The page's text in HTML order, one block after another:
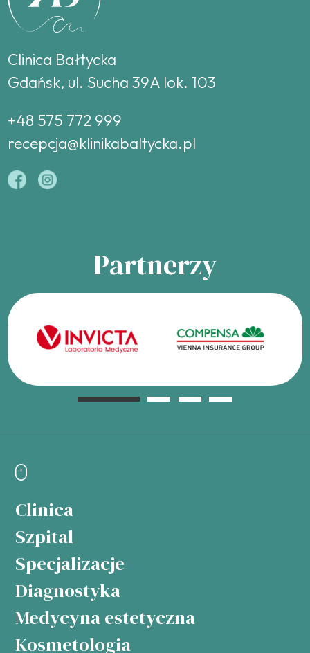
Clinica Bałtycka
Gdańsk, ul. Sucha 39A lok. 103
+48 575 772 999
recepcja@klinikabaltycka.pl
Partnerzy
Clinica
Szpital
Specjalizacje
Diagnostyka
Medycyna estetyczna
Kosmetologia